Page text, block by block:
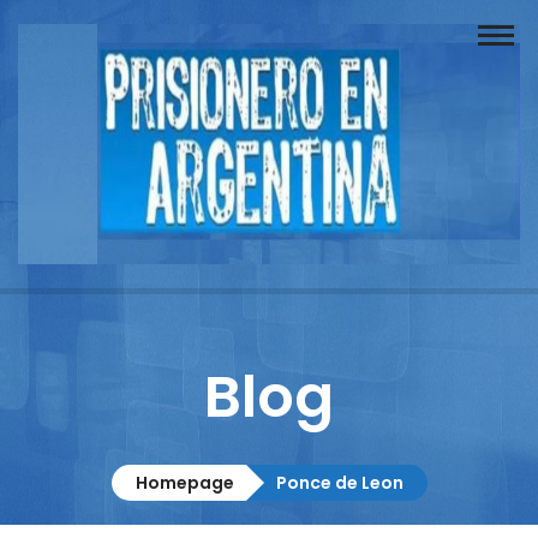
Buscador
Documentos
Columnistas
Contacto
Blog
Homepage Ponce de Leon